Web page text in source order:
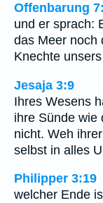
Offenbarung
und er sprach:
das Meer noch
Knechte
Jesaja 3:9
Ihres Wesens
ihre Sünde wie
nicht. Weh
selbst in alles
Philipper 3:19
welcher Ende